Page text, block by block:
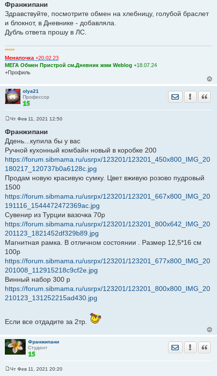
о
б
щ
е
н
и
Франжипани
Здравствуйте, посмотрите обмен на хлебницу, голубой браслет
и блокнот, в Дневнике - добавляла.
Дубль ответа прошу в ЛС.
*****
Менялочка +20.02.23
МЕГА Обмен Пристрой см.Дневник жми Weblog +18.07.24
+Профиль
olya21
Профессор
Отправить
о
б
щ
е
н
е
Чт Фев 11, 2021 12:50
Франжипани
Ддень...купила бы у вас
Ручной кухонный комбайн новый в коробке 200
https://forum.sibmama.ru/usrpx/123201/123201_450x800_IMG_20
180217_120737b0a6128c.jpg
Продам новую красивую сумку. Цвет вживую розово пудровый
1500
https://forum.sibmama.ru/usrpx/123201/123201_667x800_IMG_20
191116_1544472472369ac.jpg
Сувенир из Турции вазочка 70р
https://forum.sibmama.ru/usrpx/123201/123201_800x642_IMG_20
201123_1821452df329b89.jpg
Магнитная рамка. В отличном состоянии . Размер 12,5*16 см
100р
https://forum.sibmama.ru/usrpx/123201/123201_677x800_IMG_20
201008_112915218c9cf2e.jpg
Винный набор 300 р
https://forum.sibmama.ru/usrpx/123201/123201_800x800_IMG_20
210123_131252215ad430.jpg
Если все отдадите за 2тр.
Франжипани
Студент
Отправить
Чт Фев 11, 2021 20:20